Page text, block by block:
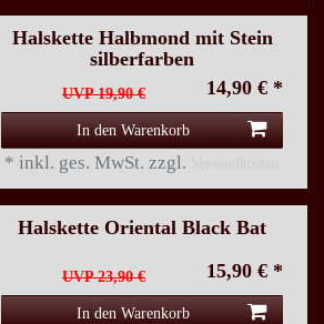
Halskette Halbmond mit Stein
silberfarben
UVP 19,90 € 14,90 € *
In den Warenkorb
* inkl. ges. MwSt. zzgl.
Halskette Oriental Black Bat
UVP 23,90 € 15,90 € *
In den Warenkorb